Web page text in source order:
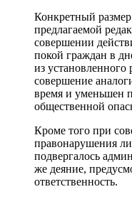
Конкретный
предлагаемой
совершении
покой граждан в
из установленного
совершение
время и уменьшен
общественной
Кроме того при
правонарушения
подвергалось
же деяние,
ответственность.